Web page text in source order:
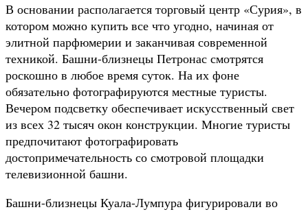
В основании располагается торговый центр «Сурия», в
котором можно купить все что угодно, начиная от
элитной парфюмерии и заканчивая современной
техникой. Башни-близнецы Петронас смотрятся
роскошно в любое время суток. На их фоне
обязательно фотографируются местные туристы.
Вечером подсветку обеспечивает искусственный свет
из всех 32 тысяч окон конструкции. Многие туристы
предпочитают фотографировать
достопримечательность со смотровой площадки
телевизионной башни.
Башни-близнецы Куала-Лумпура фигурировали во